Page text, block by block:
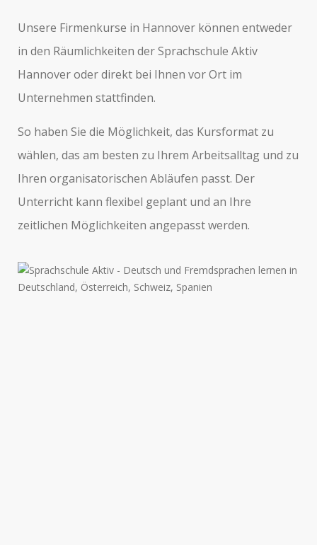
Unsere Firmenkurse in Hannover können entweder
in den Räumlichkeiten der Sprachschule Aktiv
Hannover oder direkt bei Ihnen vor Ort im
Unternehmen stattfinden.
So haben Sie die Möglichkeit, das Kursformat zu
wählen, das am besten zu Ihrem Arbeitsalltag und zu
Ihren organisatorischen Abläufen passt. Der
Unterricht kann flexibel geplant und an Ihre
zeitlichen Möglichkeiten angepasst werden.